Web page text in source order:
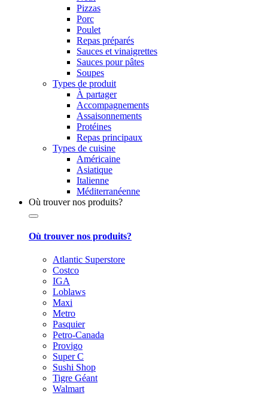
Pizzas
Porc
Poulet
Repas préparés
Sauces et vinaigrettes
Sauces pour pâtes
Soupes
Types de produit
À partager
Accompagnements
Assaisonnements
Protéines
Repas principaux
Types de cuisine
Américaine
Asiatique
Italienne
Méditerranéenne
Où trouver nos produits?
Où trouver nos produits?
Atlantic Superstore
Costco
IGA
Loblaws
Maxi
Metro
Pasquier
Petro-Canada
Provigo
Super C
Sushi Shop
Tigre Géant
Walmart